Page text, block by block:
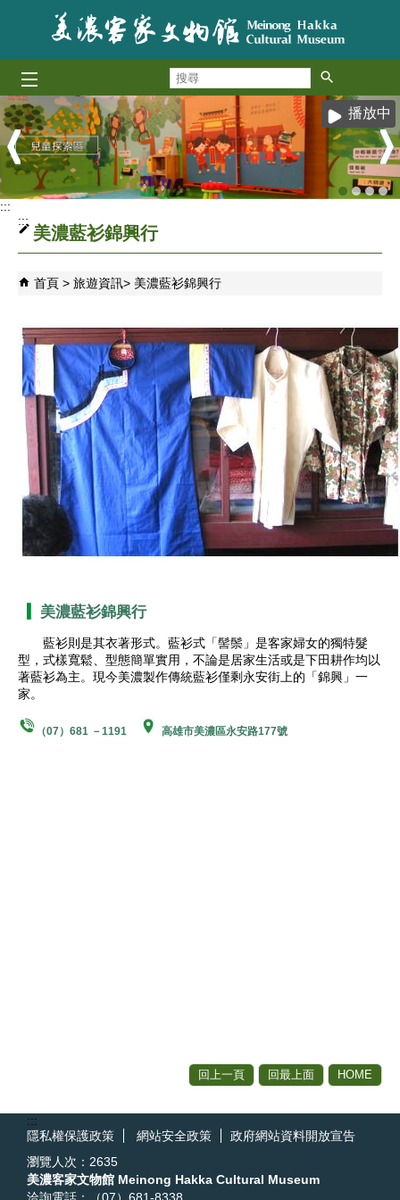
跳到主要內容區塊
播放中
:::
:::
美濃藍衫錦興行
首頁 旅遊資訊 美濃藍衫錦興行
美濃藍衫錦興行
藍衫則是其衣著形式。藍衫式「髻鬃」是客家婦女的獨特髮
型，式樣寬鬆、型態簡單實用，不論是居家生活或是下田耕作均以
著藍衫為主。現今美濃製作傳統藍衫僅剩永安街上的「錦興」一
家。
（07）681 －1191 高雄市美濃區永安路177號
回上一頁 回最上面 HOME
:::
隱私權保護政策
網站安全政策
政府網站資料開放宣告
瀏覽人次： 2635
美濃客家文物館 Meinong Hakka Cultural Museum